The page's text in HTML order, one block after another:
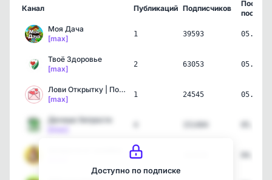
Канал Публикаций Подписчиков
пост
Моя Дача
[max]
1 39593
Твоё Здоровье
[max]
2 63053
Лови Открытку | Поздравл…
[max]
1 24545
Дачные Хитрости
4
Доступно по подписке